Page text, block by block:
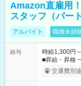
Amazon直雇用
スタッフ（パー
アルバイト 職種未経
給与
時給1,300円
■昇給・昇格
まで昇給の機会があります
月25日支払
交通費別